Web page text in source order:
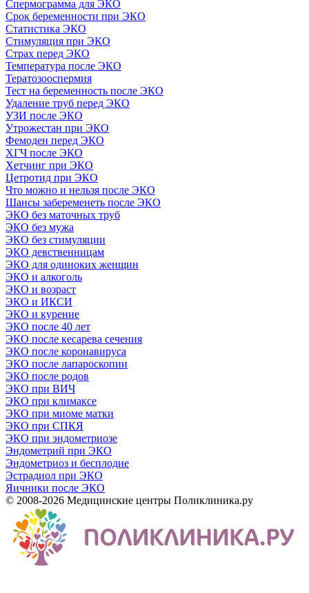
Спермограмма для ЭКО
Срок беременности при ЭКО
Статистика ЭКО
Стимуляция при ЭКО
Страх перед ЭКО
Температура после ЭКО
Тератозооспермия
Тест на беременность после ЭКО
Удаление труб перед ЭКО
УЗИ после ЭКО
Утрожестан при ЭКО
Фемоден перед ЭКО
ХГЧ после ЭКО
Хетчинг при ЭКО
Цетротид при ЭКО
Что можно и нельзя после ЭКО
Шансы забеременеть после ЭКО
ЭКО без маточных труб
ЭКО без мужа
ЭКО без стимуляции
ЭКО девственницам
ЭКО для одиноких женщин
ЭКО и алкоголь
ЭКО и возраст
ЭКО и ИКСИ
ЭКО и курение
ЭКО после 40 лет
ЭКО после кесарева сечения
ЭКО после коронавируса
ЭКО после лапароскопии
ЭКО после родов
ЭКО при ВИЧ
ЭКО при климаксе
ЭКО при миоме матки
ЭКО при СПКЯ
ЭКО при эндометриозе
Эндометрий при ЭКО
Эндометриоз и бесплодие
Эстрадиол при ЭКО
Яичники после ЭКО
© 2008-2026 Медицинские центры Поликлиника.ру